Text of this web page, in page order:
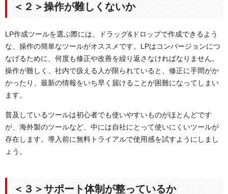
＜２＞操作が難しくないか
LP作成ツールを選ぶ際には、ドラッグ&ドロップで作成できるよう
な、操作の簡単なツールがオススメです。LPはコンバージョンにつ
なげるために、何度も修正や改善を繰り返さなければなりません。
操作が難しく、社内で扱える人が限られていると、修正に手間がか
かったり、最新の情報をいち早く届けることが困難になってしまい
ます。
普及しているツールは初心者でも使いやすいものがほとんどです
が、海外製のツールなど、中には自社にとって使いにくいツールが
存在します。導入前に無料トライアルで使用感を試すようにしまし
ょう。
＜３＞サポート体制が整っているか